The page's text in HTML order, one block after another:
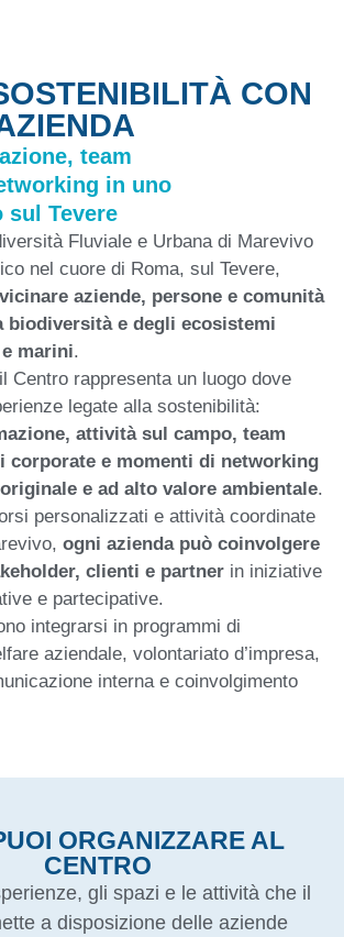
CON
team
in uno
sul Tevere
Fluviale e Urbana di Marevivo
nel cuore di Roma, sul Tevere,
aziende, persone e comunità
biodiversità e degli ecosistemi
marini.
Centro rappresenta un luogo dove
legate alla sostenibilità:
attività sul campo, team
corporate e momenti di networking
e ad alto valore ambientale.
personalizzati e attività coordinate
ogni azienda può coinvolgere
clienti e partner in iniziative
e partecipative.
integrarsi in programmi di
aziendale, volontariato d’impresa,
interna e coinvolgimento
ORGANIZZARE AL
CENTRO
gli spazi e le attività che il
a disposizione delle aziende